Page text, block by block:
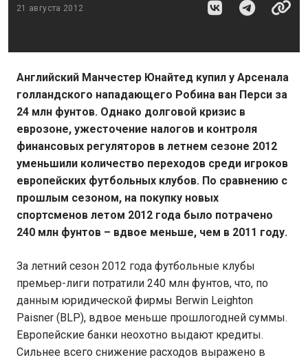
21 августа 2012
Английский Манчестер Юнайтед купил у Арсенала
голландского нападающего Робина ван Перси за
24 млн фунтов. Однако долговой кризис в
еврозоне, ужесточение налогов и контроля
финансовых регуляторов в летнем сезоне 2012
уменьшили количество переходов среди игроков
европейских футбольных клубов. По сравнению с
прошлым сезоном, на покупку новых
спортсменов летом 2012 года было потрачено
240 млн фунтов – вдвое меньше, чем в 2011 году.
За летний сезон 2012 года футбольные клубы
премьер-лиги потратили 240 млн фунтов, что, по
данным юридической фирмы Berwin Leighton
Paisner (BLP), вдвое меньше прошлогодней суммы.
Европейские банки неохотно выдают кредиты.
Сильнее всего снижение расходов выражено в